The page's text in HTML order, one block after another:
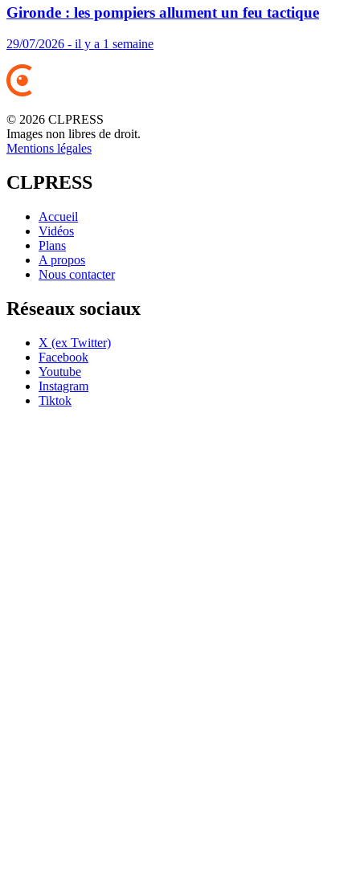
Gironde : les pompiers allument un feu tactique
29/07/2026 - il y a 1 semaine
© 2026 CLPRESS
Images non libres de droit.
Mentions légales
CLPRESS
Accueil
Vidéos
Plans
A propos
Nous contacter
Réseaux sociaux
X (ex Twitter)
Facebook
Youtube
Instagram
Tiktok